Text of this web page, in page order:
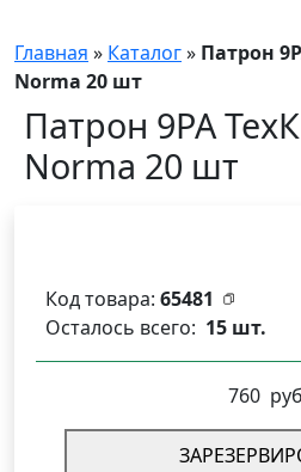
Главная » Каталог» Патрон
Norma 20 шт
Патрон 9РА
Norma 20 шт
Код товара: 65481
Осталось всего: 15 шт.
760